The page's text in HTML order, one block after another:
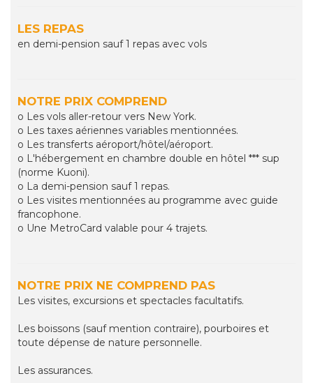
LES REPAS
en demi-pension sauf 1 repas avec vols
NOTRE PRIX COMPREND
o Les vols aller-retour vers New York.
o Les taxes aériennes variables mentionnées.
o Les transferts aéroport/hôtel/aéroport.
o L'hébergement en chambre double en hôtel *** sup
(norme Kuoni).
o La demi-pension sauf 1 repas.
o Les visites mentionnées au programme avec guide
francophone.
o Une MetroCard valable pour 4 trajets.
NOTRE PRIX NE COMPREND PAS
Les visites, excursions et spectacles facultatifs.
Les boissons (sauf mention contraire), pourboires et
toute dépense de nature personnelle.
Les assurances.